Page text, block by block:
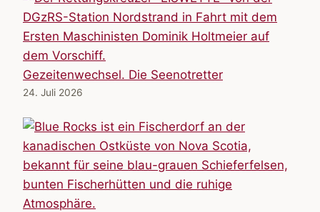
Gezeitenwechsel. Die Seenotretter
24. Juli 2026